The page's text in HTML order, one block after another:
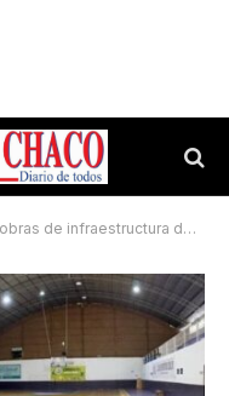
infraestructura de jerarquía